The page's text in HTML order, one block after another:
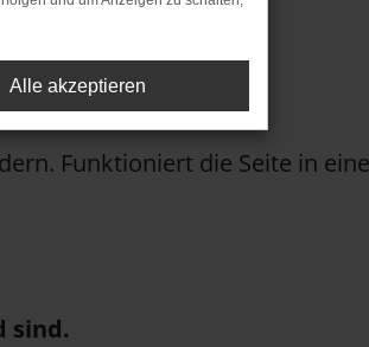
Funktioniert die Seite in
sind.
Alle akzeptieren